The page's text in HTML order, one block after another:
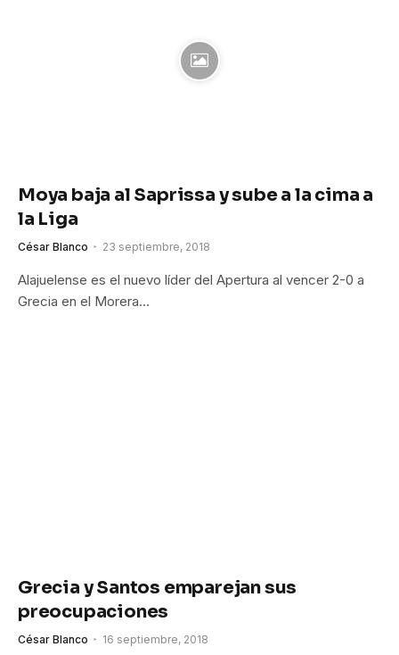
Moya baja al Saprissa y sube a la cima a
la Liga
César Blanco 23 septiembre, 2018
Alajuelense es el nuevo líder del Apertura al vencer 2-0 a
Grecia en el Morera…
Grecia y Santos emparejan sus
preocupaciones
César Blanco 16 septiembre, 2018